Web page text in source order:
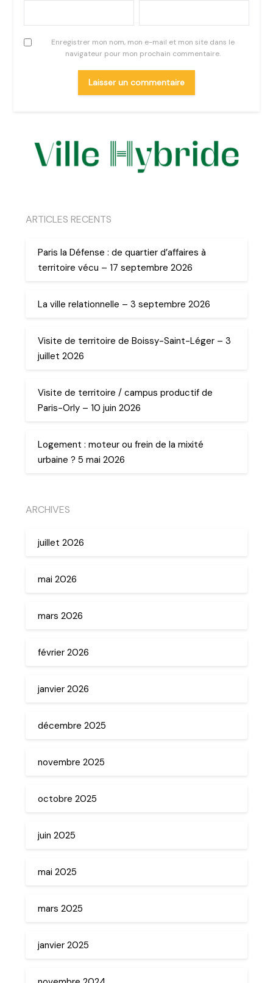
Enregistrer mon nom, mon e-mail et mon site dans le
navigateur pour mon prochain commentaire.
ARTICLES RECENTS
Paris la Défense : de quartier d’affaires à
territoire vécu – 17 septembre 2026
La ville relationnelle – 3 septembre 2026
Visite de territoire de Boissy-Saint-Léger – 3
juillet 2026
Visite de territoire / campus productif de
Paris-Orly – 10 juin 2026
Logement : moteur ou frein de la mixité
urbaine ? 5 mai 2026
ARCHIVES
juillet 2026
mai 2026
mars 2026
février 2026
janvier 2026
décembre 2025
novembre 2025
octobre 2025
juin 2025
mai 2025
mars 2025
janvier 2025